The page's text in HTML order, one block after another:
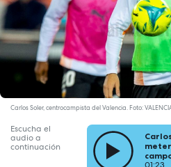
Carlos Soler, centrocampista del Valencia. Foto:
Escucha el
audio a
continuación